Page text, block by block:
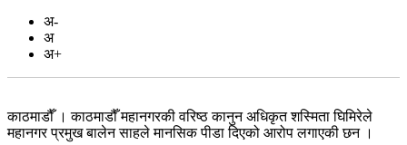
अ-
अ
अ+
काठमाडौँ । काठमाडौँ महानगरकी वरिष्ठ कानुन अधिकृत शस्मिता घिमिरेले
महानगर प्रमुख बालेन साहले मानसिक पीडा दिएको आरोप लगाएकी छन ।